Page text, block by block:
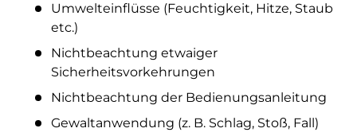
Umwelteinflüsse (Feuchtigkeit, Hitze, Staub
etc.)
Nichtbeachtung etwaiger
Sicherheitsvorkehrungen
Nichtbeachtung der Bedienungsanleitung
Gewaltanwendung (z. B. Schlag, Stoß, Fall)